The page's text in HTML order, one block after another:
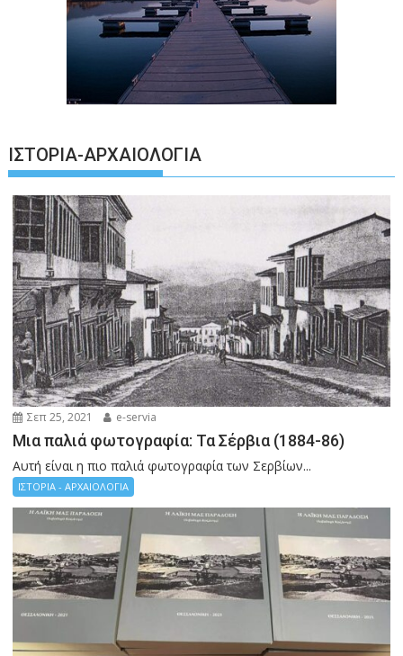
ΙΣΤΟΡΊΑ-ΑΡΧΑΙΟΛΟΓΊΑ
Σεπ 25, 2021 e-servia
Μια παλιά φωτογραφία: Τα Σέρβια (1884-86)
Αυτή είναι η πιο παλιά φωτογραφία των Σερβίων...
ΙΣΤΟΡΙΑ - ΑΡΧΑΙΟΛΟΓΙΑ